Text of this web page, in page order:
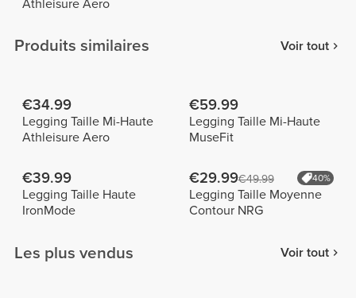
Athleisure Aero
Produits similaires Voir tout
€34.99
Legging Taille Mi-Haute
Athleisure Aero
€59.99
Legging Taille Mi-Haute
MuseFit
€39.99
Legging Taille Haute
IronMode
€29.99€49.99 40%
Legging Taille Moyenne
Contour NRG
Les plus vendus Voir tout